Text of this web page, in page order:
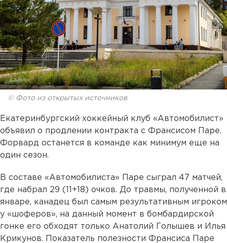
© Фото из открытых источников
Екатеринбургский хоккейный клуб «Автомобилист»
объявил о продлении контракта с Франсисом Паре.
Форвард останется в команде как минимум еще на
один сезон.
В составе «Автомобилиста» Паре сыграл 47 матчей,
где набрал 29 (11+18) очков. До травмы, полученной в
январе, канадец был самым результативным игроком
у «шоферов», на данный момент в бомбардирской
гонке его обходят только Анатолий Голышев и Илья
Крикунов. Показатель полезности Франсиса Паре